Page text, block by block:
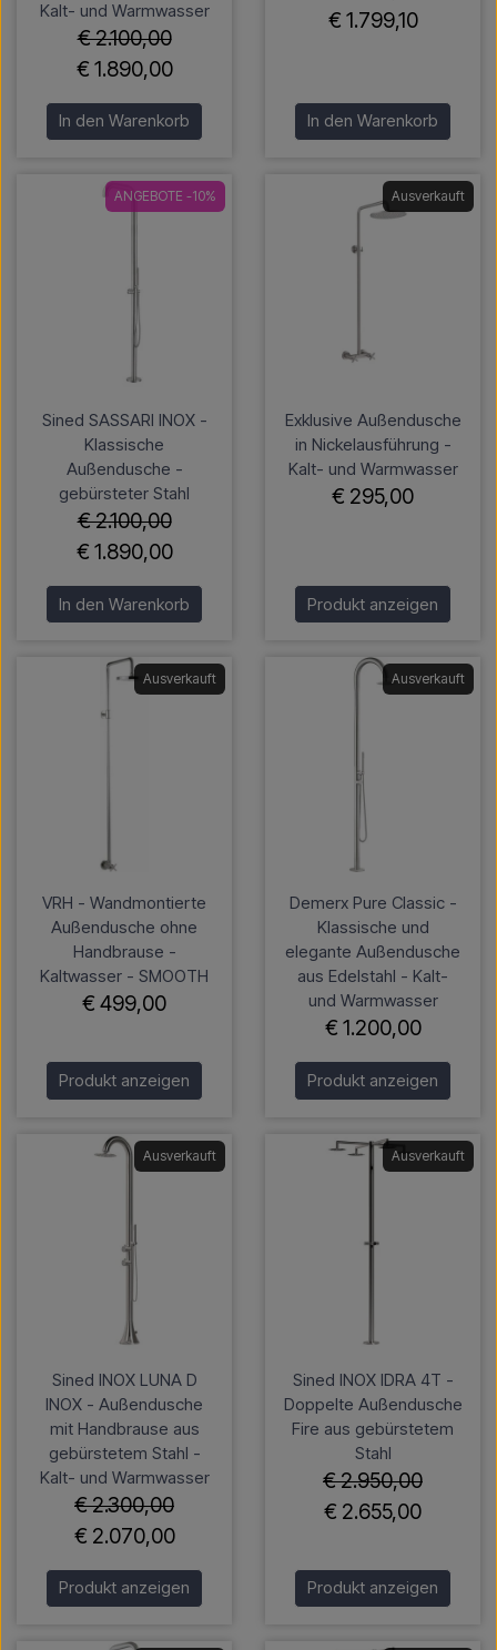
Kalt- und Warmwasser
€ 2.100,00
€ 1.890,00
In den Warenkorb
€ 1.799,10
In den Warenkorb
ANGEBOTE -10%
Sined SASSARI INOX -
Klassische
Außendusche -
gebürsteter Stahl
€ 2.100,00
€ 1.890,00
In den Warenkorb
Ausverkauft
Exklusive Außendusche
in Nickelausführung -
Kalt- und Warmwasser
€ 295,00
Produkt anzeigen
Ausverkauft
VRH - Wandmontierte
Außendusche ohne
Handbrause -
Kaltwasser - SMOOTH
€ 499,00
Produkt anzeigen
Ausverkauft
Demerx Pure Classic -
Klassische und
elegante Außendusche
aus Edelstahl - Kalt-
und Warmwasser
€ 1.200,00
Produkt anzeigen
Ausverkauft
Sined INOX LUNA D
INOX - Außendusche
mit Handbrause aus
gebürstetem Stahl -
Kalt- und Warmwasser
€ 2.300,00
€ 2.070,00
Produkt anzeigen
Ausverkauft
Sined INOX IDRA 4T -
Doppelte Außendusche
Fire aus gebürstetem
Stahl
€ 2.950,00
€ 2.655,00
Produkt anzeigen